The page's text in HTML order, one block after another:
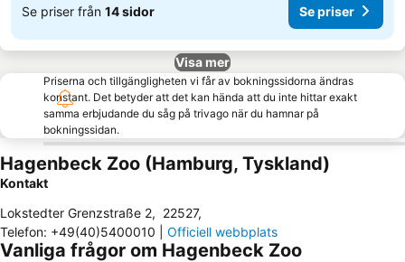
Se priser från 14 sidor Se priser
Visa mer
Priserna och tillgängligheten vi får av bokningssidorna ändras
konstant. Det betyder att det kan hända att du inte hittar exakt
samma erbjudande du såg på trivago när du hamnar på
bokningssidan.
Hagenbeck Zoo (Hamburg, Tyskland)
Kontakt
Lokstedter Grenzstraße 2, 22527,
Telefon: +49(40)5400010 Officiell webbplats
Vanliga frågor om Hagenbeck Zoo